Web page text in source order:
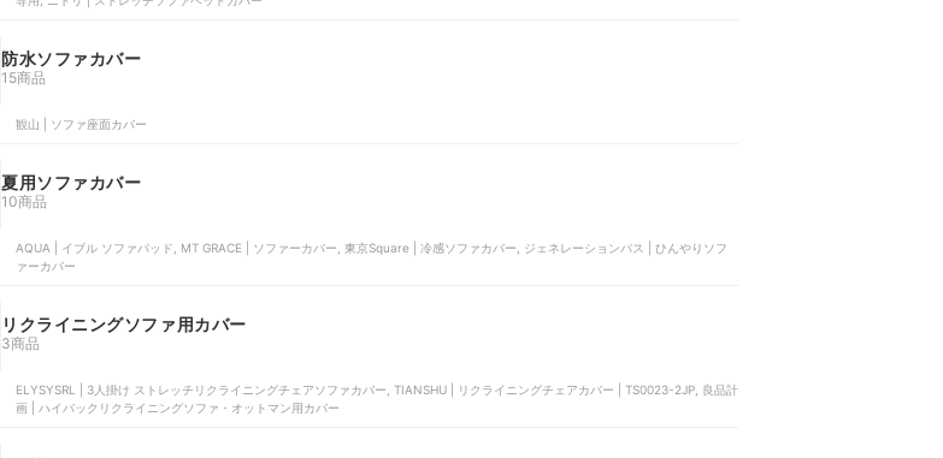
防水ソファカバー
15商品
観山 | ソファ座面カバー
夏用ソファカバー
10商品
AQUA | イブル ソファパッド, MT GRACE | ソファーカバー, 東京Square | 冷感ソファカバー, ジェネレーションパス | ひんやりソフ
ァーカバー
リクライニングソファ用カバー
3商品
ELYSYSRL | 3人掛け ストレッチリクライニングチェアソファカバー, TIANSHU | リクライニングチェアカバー | TS0023-2JP, 良品計
画 | ハイバックリクライニングソファ・オットマン用カバー